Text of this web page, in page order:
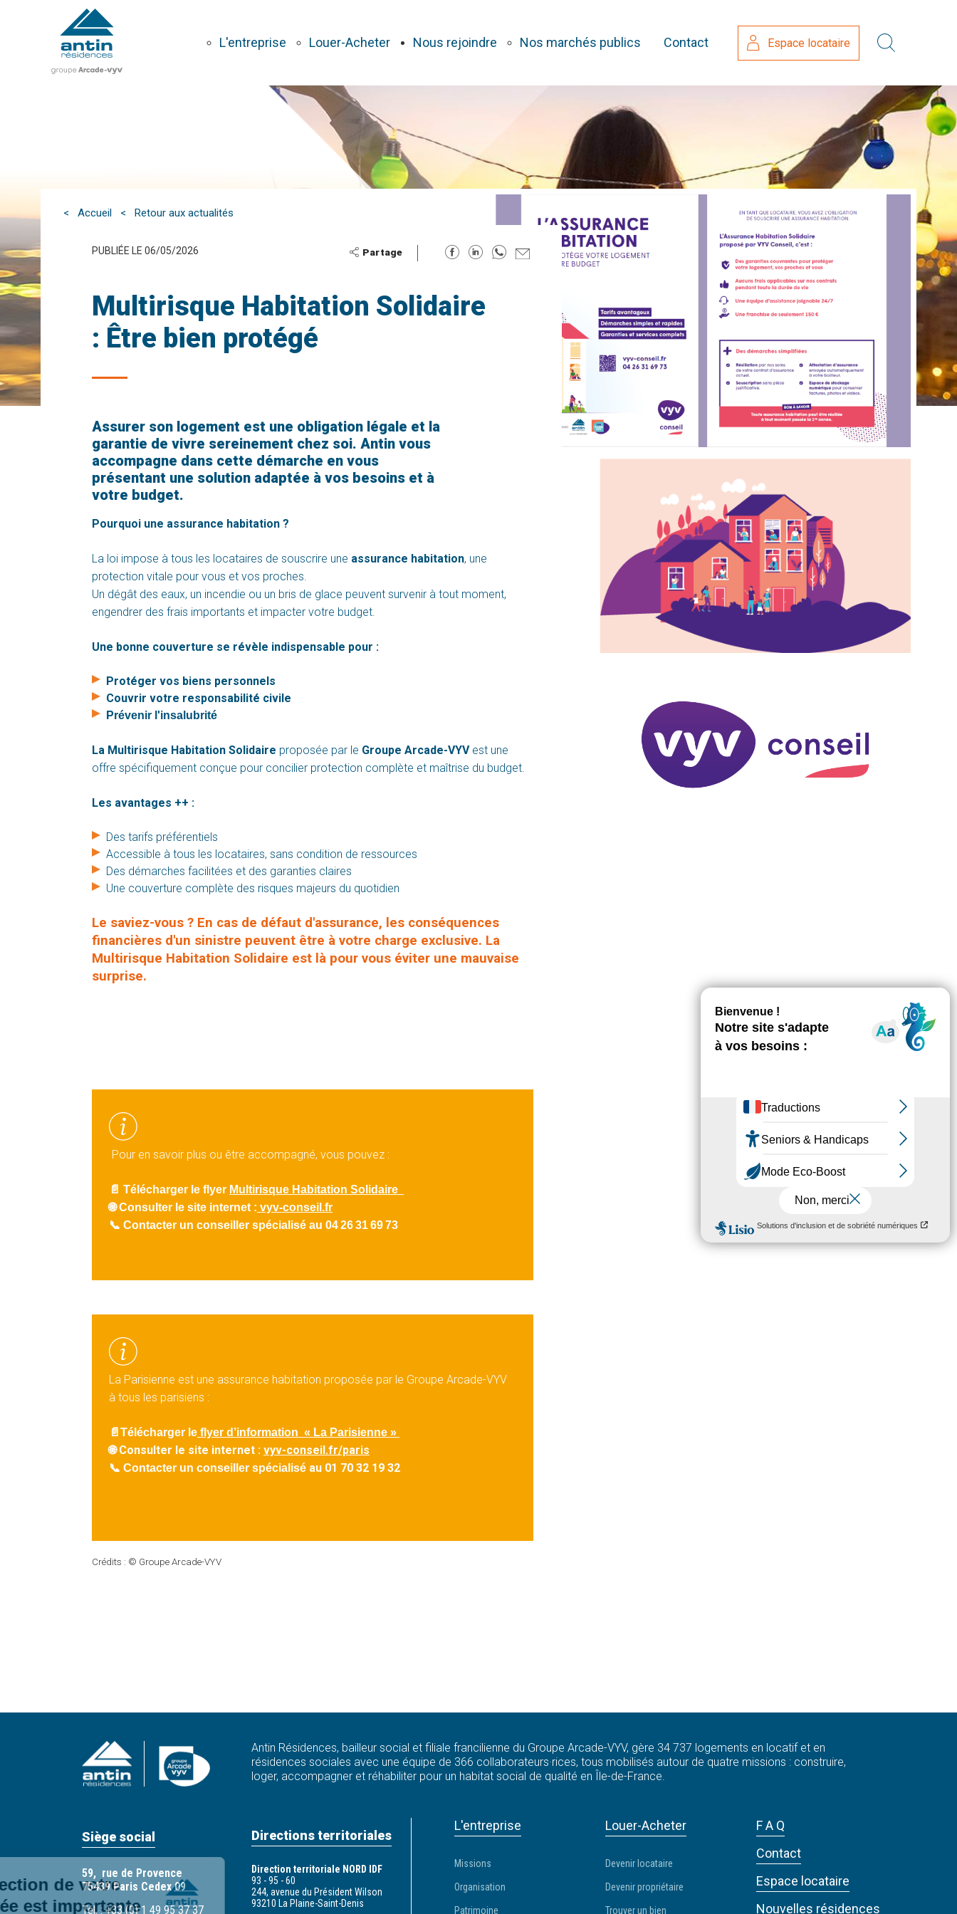
L'entreprise Louer-Acheter Nous rejoindre Nos marchés publics Contact Espace locataire
L'INFO EN +
< Accueil < Retour aux actualités
PUBLIÉE LE 06/05/2026
Multirisque Habitation Solidaire
: Être bien protégé
Assurer son logement est une obligation légale et la
garantie de vivre sereinement chez soi. Antin vous
accompagne dans cette démarche en vous
présentant une solution adaptée à vos besoins et à
votre budget.
Pourquoi une assurance habitation ?
La loi impose à tous les locataires de souscrire une assurance habitation, une
protection vitale pour vous et vos proches.
Un dégât des eaux, un incendie ou un bris de glace peuvent survenir à tout moment,
engendrer des frais importants et impacter votre budget.
Une bonne couverture se révèle indispensable pour :
Protéger vos biens personnels
Couvrir votre responsabilité civile
Prévenir l'insalubrité
La Multirisque Habitation Solidaire proposée par le Groupe Arcade-VYV est une
offre spécifiquement conçue pour concilier protection complète et maîtrise du budget.
Les avantages ++ :
Des tarifs préférentiels
Accessible à tous les locataires, sans condition de ressources
Des démarches facilitées et des garanties claires
Une couverture complète des risques majeurs du quotidien
Le saviez-vous ? En cas de défaut d'assurance, les conséquences
financières d'un sinistre peuvent être à votre charge exclusive. La
Multirisque Habitation Solidaire est là pour vous éviter une mauvaise
surprise.
Pour en savoir plus ou être accompagné, vous pouvez :
📄 Télécharger le flyer Multirisque Habitation Solidaire
🌐Consulter le site internet : vyv-conseil.fr
📞 Contacter un conseiller spécialisé au 0426316973
La Parisienne est une assurance habitation proposée par le Groupe Arcade-VYV
à tous les parisiens :
📄 Télécharger le flyer d’information « La Parisienne »
🌐Consulter le site internet : vyv-conseil.fr/paris
📞 Contacter un conseiller spécialisé au 01 70 32 19 32
Crédits : © Groupe Arcade-VYV
Antin Résidences, bailleur social et filiale francilienne du Groupe Arcade-VYV, gère 34 737 logements en locatif et en
résidences sociales avec une équipe de 366 collaborateurs·rices, tous mobilisés autour de quatre missions : construire,
loger, accompagner et réhabiliter pour un habitat social de qualité en Île-de-France.
Siège social
59, rue de Provence
75439 Paris Cedex 09
Tél. : +33 (0) 1 49 95 37 37
Directions territoriales
Direction territoriale NORD IDF
93 - 95 - 60
244, avenue du Président Wilson
93210 La Plaine-Saint-Denis
L'entreprise
Missions
Organisation
Patrimoine
Louer-Acheter
Devenir locataire
Devenir propriétaire
Trouver un bien
F A Q
Contact
Espace locataire
Nouvelles résidences
La protection de votre
vie privée est importante